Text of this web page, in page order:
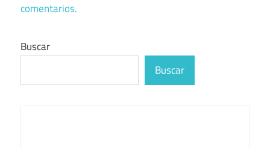
comentarios.
Buscar
Buscar